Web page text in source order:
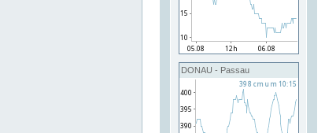
DONAU - Passau